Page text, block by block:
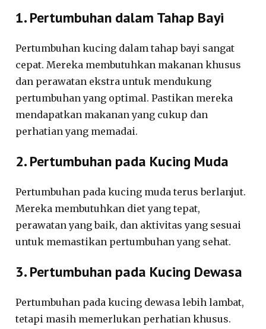
1. Pertumbuhan dalam Tahap Bayi
Pertumbuhan kucing dalam tahap bayi sangat
cepat. Mereka membutuhkan makanan khusus
dan perawatan ekstra untuk mendukung
pertumbuhan yang optimal. Pastikan mereka
mendapatkan makanan yang cukup dan
perhatian yang memadai.
2. Pertumbuhan pada Kucing Muda
Pertumbuhan pada kucing muda terus berlanjut.
Mereka membutuhkan diet yang tepat,
perawatan yang baik, dan aktivitas yang sesuai
untuk memastikan pertumbuhan yang sehat.
3. Pertumbuhan pada Kucing Dewasa
Pertumbuhan pada kucing dewasa lebih lambat,
tetapi masih memerlukan perhatian khusus.